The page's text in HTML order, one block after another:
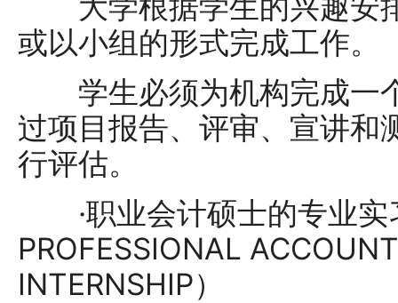
大学根据学生的兴趣安
或以小组的形式完成工作。
学生必须为机构完成一
过项目报告、评审、宣讲和
行评估。
·职业会计硕士的专业实
PROFESSIONAL
INTERNSHIP）